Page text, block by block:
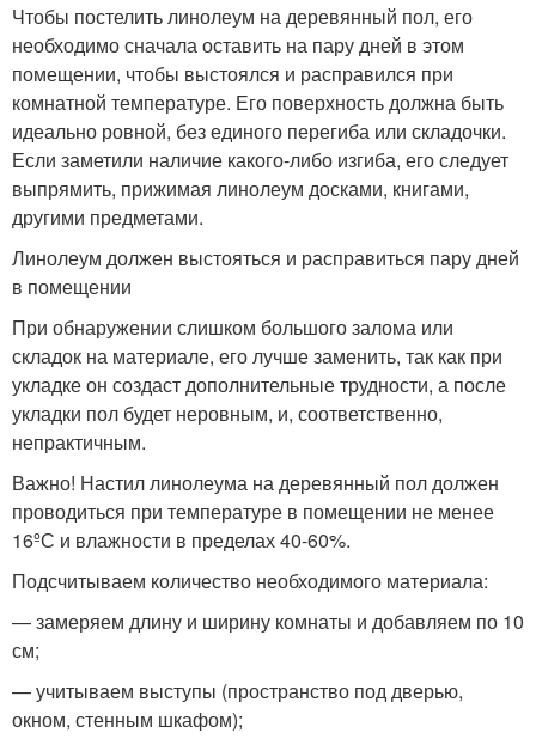
Чтобы постелить линолеум на деревянный пол, его
необходимо сначала оставить на пару дней в этом
помещении, чтобы выстоялся и расправился при
комнатной температуре. Его поверхность должна быть
идеально ровной, без единого перегиба или складочки.
Если заметили наличие какого-либо изгиба, его следует
выпрямить, прижимая линолеум досками, книгами,
другими предметами.
Линолеум должен выстояться и расправиться пару дней
в помещении
При обнаружении слишком большого залома или
складок на материале, его лучше заменить, так как при
укладке он создаст дополнительные трудности, а после
укладки пол будет неровным, и, соответственно,
непрактичным.
Важно! Настил линолеума на деревянный пол должен
проводиться при температуре в помещении не менее
16ºС и влажности в пределах 40-60%.
Подсчитываем количество необходимого материала:
— замеряем длину и ширину комнаты и добавляем по 10
см;
— учитываем выступы (пространство под дверью,
окном, стенным шкафом);